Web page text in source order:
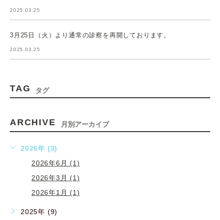
2025.03.25
3月25日（火）より通常の診察を再開しております。
2025.03.25
TAG タグ
ARCHIVE 月別アーカイブ
2026年 (3)
2026年6月 (1)
2026年3月 (1)
2026年1月 (1)
2025年 (9)